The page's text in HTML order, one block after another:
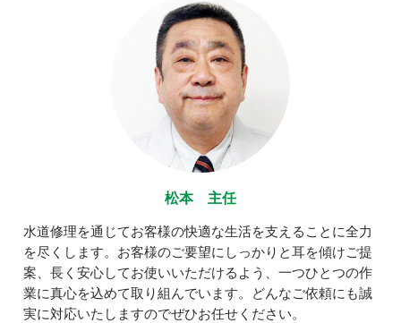
松本 主任
水道修理を通じてお客様の快適な生活を支えることに全力
を尽くします。お客様のご要望にしっかりと耳を傾けご提
案、長く安心してお使いいただけるよう、一つひとつの作
業に真心を込めて取り組んでいます。どんなご依頼にも誠
実に対応いたしますのでぜひお任せください。